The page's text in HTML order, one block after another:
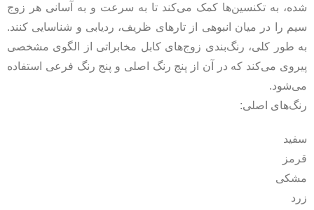
شده، به تکنسین‌ها کمک می‌کند تا به سرعت و به آسانی هر زوج
سیم را در میان انبوهی از تارهای ظریف، ردیابی و شناسایی کنند.
به طور کلی، رنگ‌بندی زوج‌های کابل مخابراتی از الگوی مشخصی
پیروی می‌کند که در آن از پنج رنگ اصلی و پنج رنگ فرعی استفاده
می‌شود.
رنگ‌های اصلی:
سفید
قرمز
مشکی
زرد